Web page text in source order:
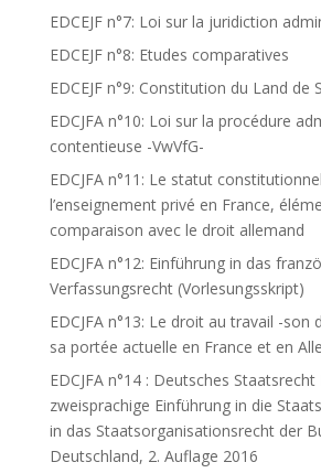
EDCEJF n°7: Loi sur la juridiction
EDCEJF n°8: Etudes comparatives
EDCEJF n°9: Constitution du Land de
EDCJFA n°10: Loi sur la procédure
contentieuse -VwVfG-
EDCJFA n°11: Le statut
l’enseignement privé en France,
comparaison avec le droit allemand
EDCJFA n°12: Einführung in das
Verfassungsrecht (Vorlesungsskript)
EDCJFA n°13: Le droit au travail -
sa portée actuelle en France et en
EDCJFA n°14 : Deutsches Staatsrecht
zweisprachige Einführung in die
in das Staatsorganisationsrecht der
Deutschland, 2. Auflage 2016